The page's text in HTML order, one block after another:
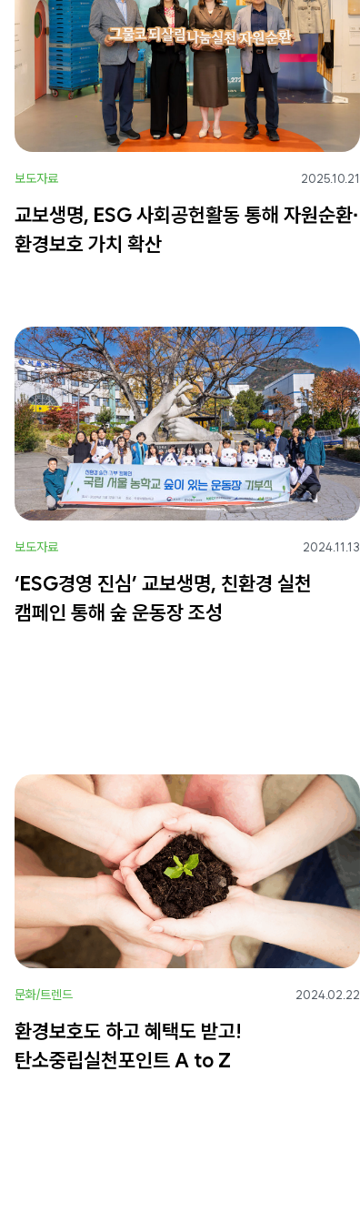
보도자료 2025.10.21
교보생명, ESG 사회공헌활동 통해 자원순환∙
환경보호 가치 확산
보도자료 2024.11.13
‘ESG경영 진심’ 교보생명, 친환경 실천
캠페인 통해 숲 운동장 조성
문화/트렌드 2024.02.22
환경보호도 하고 혜택도 받고!
탄소중립실천포인트 A to Z